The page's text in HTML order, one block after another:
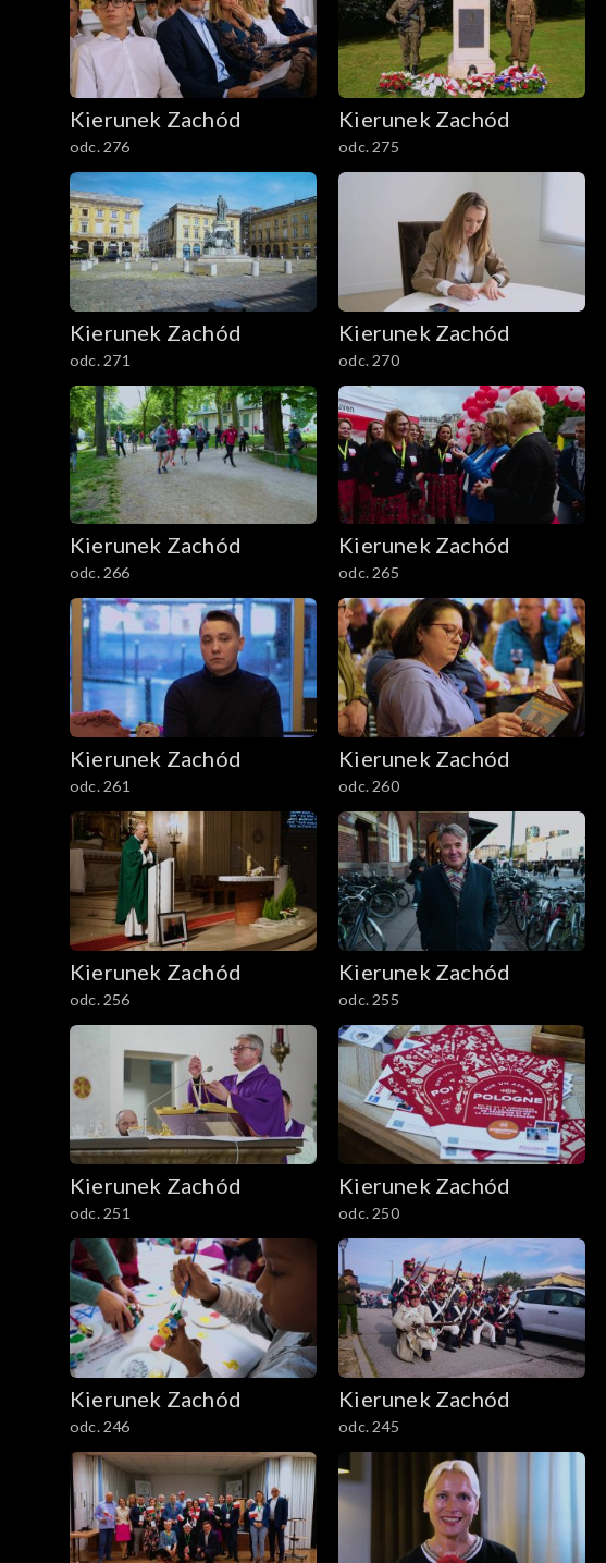
Kierunek Zachód
odc. 276
Kierunek Zachód
odc. 275
Kierunek Zachód
odc. 271
Kierunek Zachód
odc. 270
Kierunek Zachód
odc. 266
Kierunek Zachód
odc. 265
Kierunek Zachód
odc. 261
Kierunek Zachód
odc. 260
Kierunek Zachód
odc. 256
Kierunek Zachód
odc. 255
Kierunek Zachód
odc. 251
Kierunek Zachód
odc. 250
Kierunek Zachód
odc. 246
Kierunek Zachód
odc. 245